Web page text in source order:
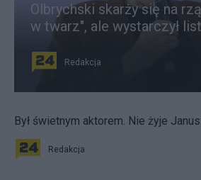
Olbrychski skarży się na
w twarz", ale wystarczył
Redakcja
Był świetnym aktorem. Nie żyje
Redakcja